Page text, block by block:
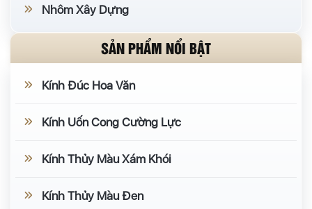
Nhôm Xây Dựng
SẢN PHẨM NỔI BẬT
Kính Đúc Hoa Văn
Kính Uốn Cong Cường Lực
Kính Thủy Màu Xám Khói
Kính Thủy Màu Đen